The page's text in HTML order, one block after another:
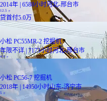
2014年 | 6588小时河北-邢台市
12.5 万
贷首付5.0万
小松 PC55MR-2 挖掘机
年限不详 | 7173小时河北-邢台市
4.9
小松 PC56-7 挖掘机
2018年 | 14950小时山东-济宁市
5 万